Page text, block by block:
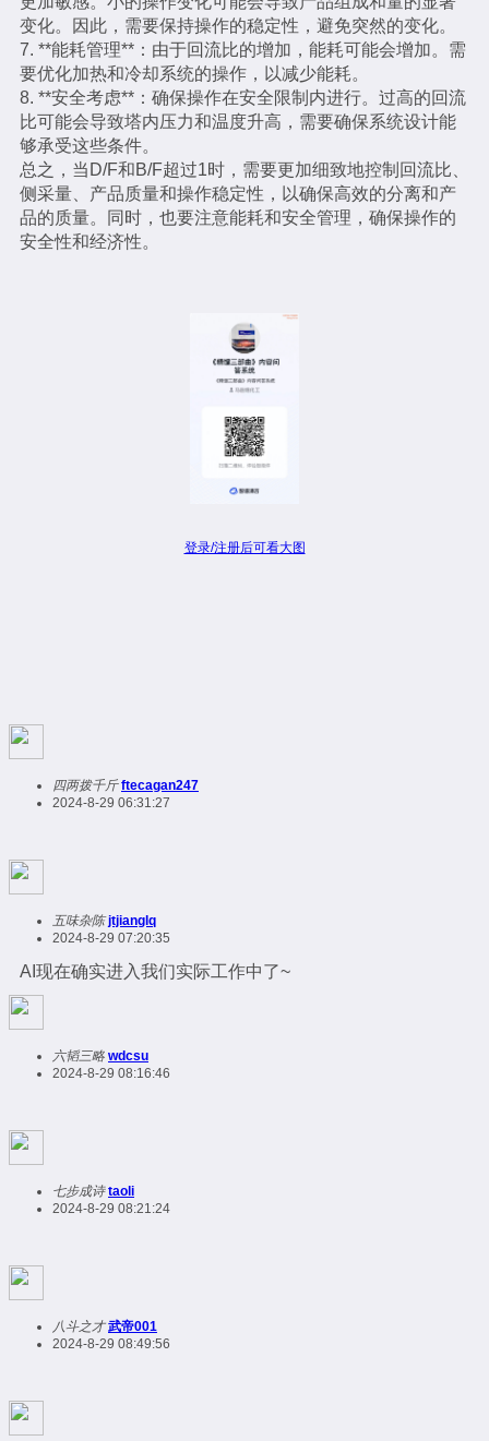
变化。因此，需要保持操作的稳定性，避免突然的变化。
7. **能耗管理**：由于回流比的增加，能耗可能会增加。需
要优化加热和冷却系统的操作，以减少能耗。
8. **安全考虑**：确保操作在安全限制内进行。过高的回流
比可能会导致塔内压力和温度升高，需要确保系统设计能
够承受这些条件。
总之，当D/F和B/F超过1时，需要更加细致地控制回流比、
侧采量、产品质量和操作稳定性，以确保高效的分离和产
品的质量。同时，也要注意能耗和安全管理，确保操作的
安全性和经济性。
登录/注册后可看大图
四两拨千斤 ftecagan247
2024-8-29 06:31:27
五味杂陈 jtjianglq
2024-8-29 07:20:35
AI现在确实进入我们实际工作中了~
六韬三略 wdcsu
2024-8-29 08:16:46
七步成诗 taoli
2024-8-29 08:21:24
八斗之才 武帝001
2024-8-29 08:49:56